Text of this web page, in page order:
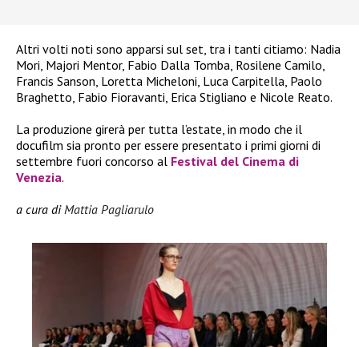
Altri volti noti sono apparsi sul set, tra i tanti citiamo: Nadia
Mori, Majori Mentor, Fabio Dalla Tomba, Rosilene Camilo,
Francis Sanson, Loretta Micheloni, Luca Carpitella, Paolo
Braghetto, Fabio Fioravanti, Erica Stigliano e Nicole Reato.
La produzione girerà per tutta l’estate, in modo che il
docufilm sia pronto per essere presentato i primi giorni di
settembre fuori concorso al Festival del Cinema di
Venezia.
a cura di Mattia Pagliarulo